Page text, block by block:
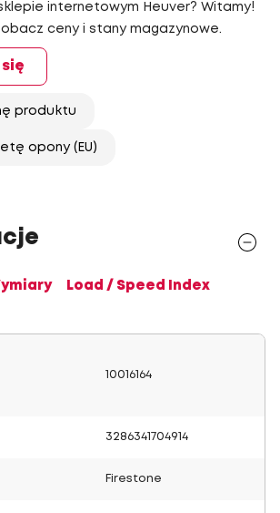
internetowym Heuver? Witamy!
ceny i stany magazynowe.
produktu
opony (EU)
Load / Speed Index
10016164
3286341704914
Firestone